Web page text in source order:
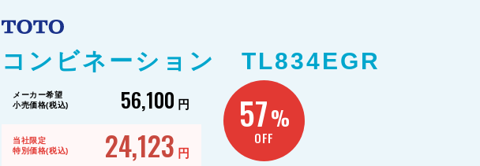
コンビネーション TL834EGR
メーカー希望
小売価格(税込)
56,100 円
当社限定
特別価格(税込)
24,123 円
57%
OFF